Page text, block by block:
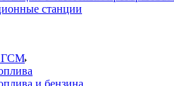
станции
и бензина